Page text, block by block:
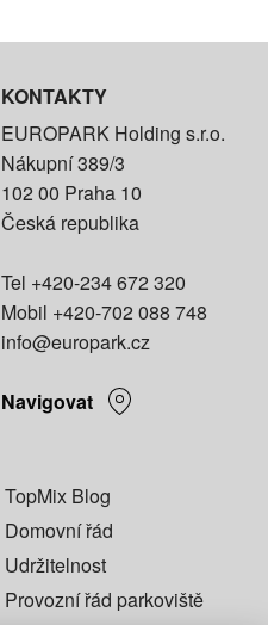
KONTAKTY
EUROPARK Holding s.r.o.
Nákupní 389/3
102 00 Praha 10
Česká republika
Tel +420-234 672 320
Mobil +420-702 088 748
info@europark.cz
Navigovat
TopMix Blog
Domovní řád
Udržitelnost
Provozní řád parkoviště